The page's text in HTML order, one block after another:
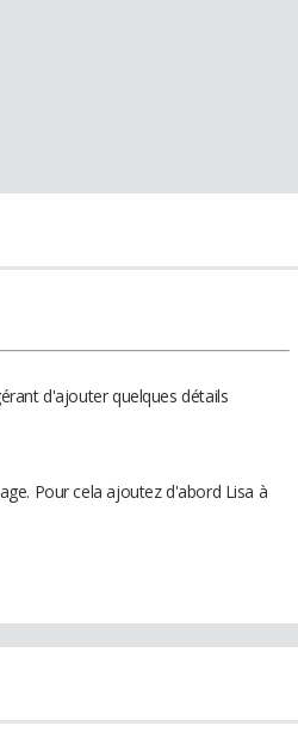
d'ajouter quelques détails
Pour cela ajoutez d'abord Lisa à